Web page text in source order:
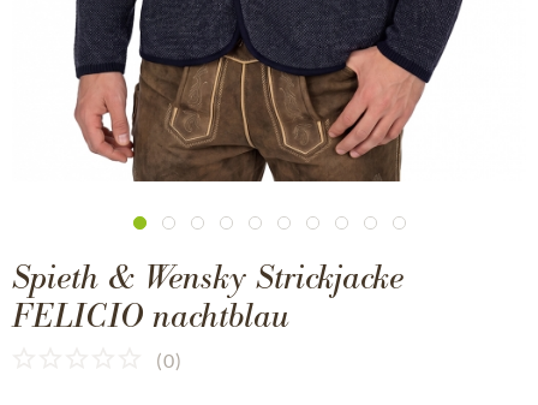
Spieth & Wensky Strickjacke
FELICIO nachtblau
(0)